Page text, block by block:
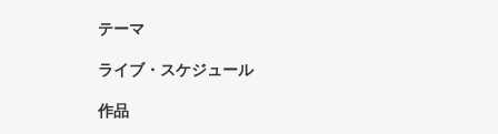
テーマ
ライブ・スケジュール
作品